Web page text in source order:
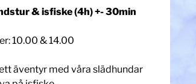
& isfiske (4h) +- 30min
10.00 & 14.00
äventyr med våra slädhundar